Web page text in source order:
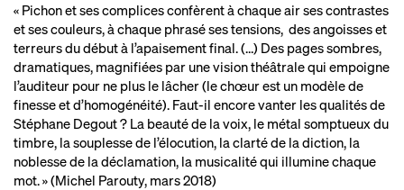
« Pichon et ses complices confèrent à chaque air ses contrastes
et ses couleurs, à chaque phrasé ses tensions, des angoisses et
terreurs du début à l’apaisement final. (…) Des pages sombres,
dramatiques, magnifiées par une vision théâtrale qui empoigne
l’auditeur pour ne plus le lâcher (le chœur est un modèle de
finesse et d’homogénéité). Faut-il encore vanter les qualités de
Stéphane Degout ? La beauté de la voix, le métal somptueux du
timbre, la souplesse de l’élocution, la clarté de la diction, la
noblesse de la déclamation, la musicalité qui illumine chaque
mot. » (Michel Parouty, mars 2018)